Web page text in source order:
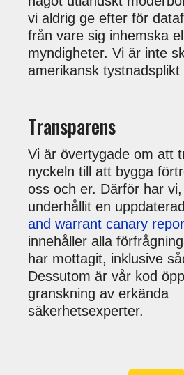
vi aldrig ge efter för
från vare sig inhemska
myndigheter. Vi är inte
amerikansk tystnadsplikt
Transparens
Vi är övertygade om att
nyckeln till att bygga
oss och er. Därför har
underhållit en uppdaterad
and warrant canary
innehåller alla
har mottagit, inklusive
Dessutom är vår kod
granskning av erkända
säkerhetsexperter.